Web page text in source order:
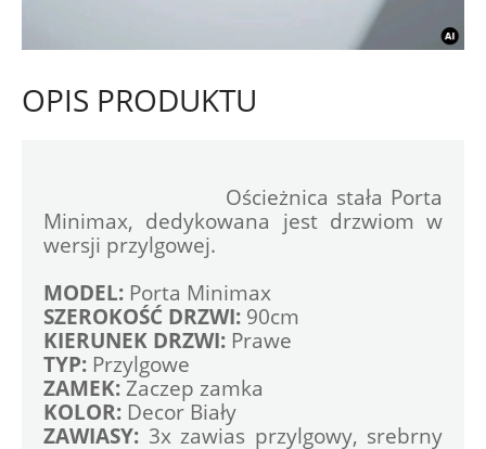
OPIS PRODUKTU
Minimax, dedykowana jest drzwiom w
wersji przylgowej.
MODEL: Porta Minimax
SZEROKOŚĆ DRZWI: 90cm
KIERUNEK DRZWI: Prawe
TYP: Przylgowe
ZAMEK: Zaczep zamka
KOLOR: Decor Biały
ZAWIASY: 3x zawias przylgowy, srebrny